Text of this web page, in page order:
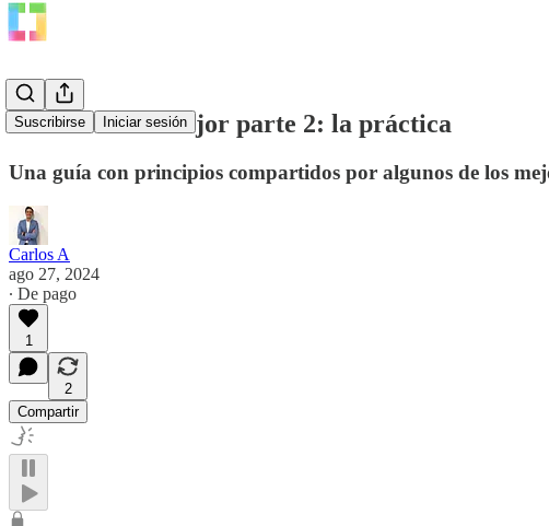
Suscribirse Iniciar sesión
Cómo correr mejor parte 2: la práctica
Una guía con principios compartidos por algunos de los
Carlos A
ago 27, 2024
∙ De pago
1
2
Compartir